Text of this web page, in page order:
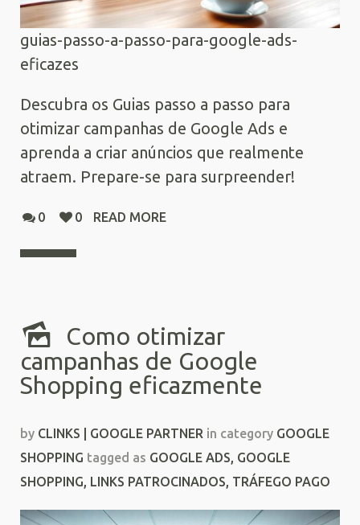
guias-passo-a-passo-para-google-ads-
eficazes
Descubra os Guias passo a passo para
otimizar campanhas de Google Ads e
aprenda a criar anúncios que realmente
atraem. Prepare-se para surpreender!
0 0 READ MORE
Como otimizar
campanhas de Google
Shopping eficazmente
by CLINKS | GOOGLE PARTNER in category GOOGLE
SHOPPING tagged as GOOGLE ADS, GOOGLE
SHOPPING, LINKS PATROCINADOS, TRÁFEGO PAGO